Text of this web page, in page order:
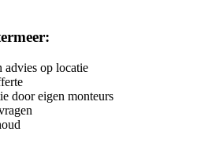
:
advies op locatie
door eigen monteurs